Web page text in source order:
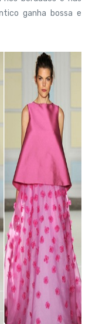
ganha bossa e